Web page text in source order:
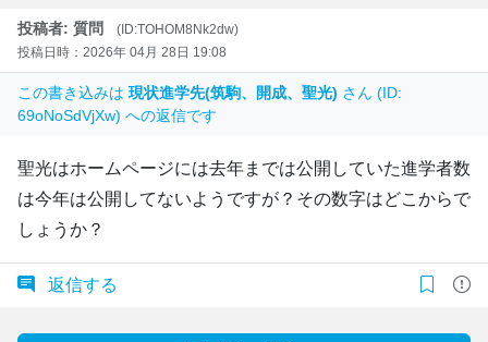
投稿者: 質問
(ID:TOHOM8Nk2dw)
投稿日時：2026年 04月 28日 19:08
この書き込みは 現状進学先(筑駒、開成、聖光) さん (ID:
69oNoSdVjXw) への返信です
聖光はホームページには去年までは公開していた進学者数
は今年は公開してないようですが？その数字はどこからで
しょうか？
返信する